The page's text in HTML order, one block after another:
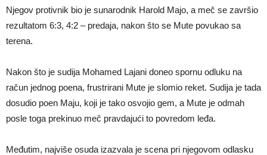
Njegov protivnik bio je sunarodnik Harold Majo, a meč se završio
rezultatom 6:3, 4:2 – predaja, nakon što se Mute povukao sa
terena.
Nakon što je sudija Mohamed Lajani doneo spornu odluku na
račun jednog poena, frustrirani Mute je slomio reket. Sudija je tada
dosudio poen Maju, koji je tako osvojio gem, a Mute je odmah
posle toga prekinuo meč pravdajući to povredom leđa.
Međutim, najviše osuda izazvala je scena pri njegovom odlasku